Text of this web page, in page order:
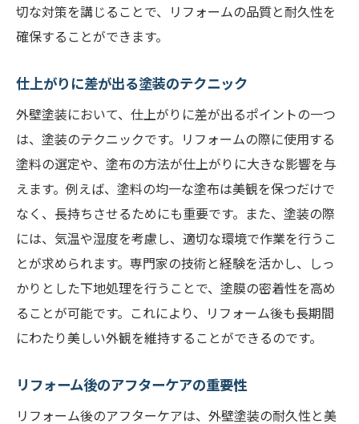
切な対策を講じることで、リフォームの品質と耐久性を
確保することができます。
仕上がりに差が出る塗装のテクニック
外壁塗装において、仕上がりに差が出るポイントの一つ
は、塗装のテクニックです。リフォームの際に使用する
塗料の選定や、塗布の方法が仕上がりに大きな影響を与
えます。例えば、塗料の均一な塗布は美観を保つだけで
なく、長持ちさせるためにも重要です。また、塗装の際
には、気温や湿度を考慮し、適切な環境で作業を行うこ
とが求められます。専門家の技術と経験を活かし、しっ
かりとした下地処理を行うことで、塗膜の密着性を高め
ることが可能です。これにより、リフォーム後も長期間
にわたり美しい外観を維持することができるのです。
リフォーム後のアフターケアの重要性
リフォーム後のアフターケアは、外壁塗装の耐久性と美